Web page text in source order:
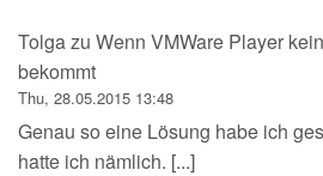
Tolgazu Wenn VMWare Player
bekommt
Thu, 28.05.2015 13:48
Genau so eine Lösung habe ich
hatte ich nämlich. [...]